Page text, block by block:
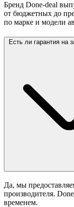
Бренд Done-deal
от бюджетных до
по марке и модели
Есть ли гарантия на
Да, мы
производителя.
временем.